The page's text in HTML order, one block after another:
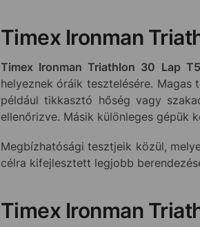
Timex Ironman
Timex Ironman Triathlon 30 Lap
helyeznek óráik tesztelésére.
például tikkasztó hőség vagy
ellenőrizve. Másik különleges gépük
Megbízhatósági tesztjeik közül,
célra kifejlesztett legjobb
Timex Ironman